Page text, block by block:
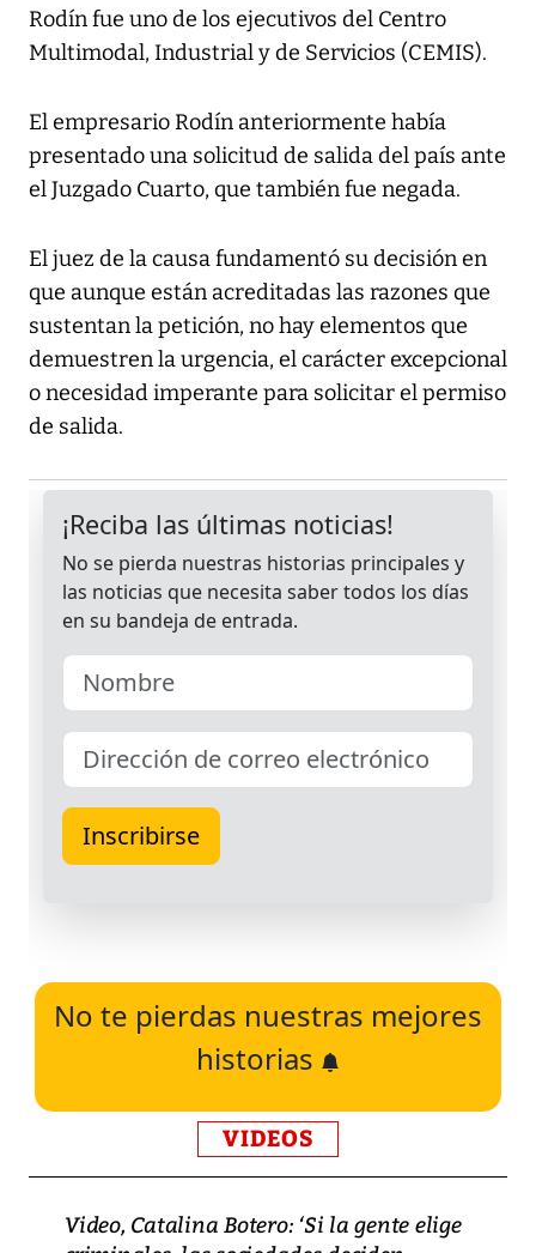
Rodín fue uno de los ejecutivos del Centro
Multimodal, Industrial y de Servicios (CEMIS).
El empresario Rodín anteriormente había
presentado una solicitud de salida del país ante
el Juzgado Cuarto, que también fue negada.
El juez de la causa fundamentó su decisión en
que aunque están acreditadas las razones que
sustentan la petición, no hay elementos que
demuestren la urgencia, el carácter excepcional
o necesidad imperante para solicitar el permiso
de salida.
No te pierdas nuestras mejores
historias
VIDEOS
Video, Catalina Botero: ‘Si la gente elige